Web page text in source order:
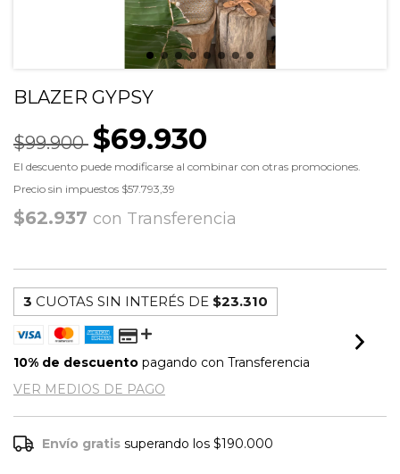
BLAZER GYPSY
$99.900 $69.930
El descuento puede modificarse al combinar con otras promociones.
Precio sin impuestos $57.793,39
$62.937 con Transferencia
3 CUOTAS SIN INTERÉS DE $23.310
10% de descuento pagando con Transferencia
VER MEDIOS DE PAGO
Envío gratis superando los$190.000